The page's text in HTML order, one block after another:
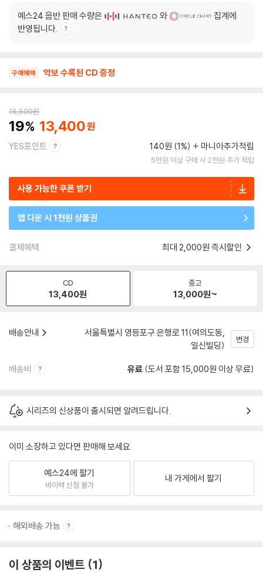
예스24 음반 판매 수량은 와
집계에
반영됩니다.
구매혜택 악보 수록된 CD 증정
16,500원
19 13,400
YES포인트 140원 (1%) 마니아추가적립
5만원 이상 구매 시 2천원 추가 적립
사용 가능한 쿠폰 받기
앱 다운 시 1천원 상품권
결제혜택 최대 2,000원 즉시할인
CD
13,400원
중고
13,000원~
배송안내
서울특별시 영등포구 은행로 11(여의도동,
일신빌딩)
변경
배송비 유료 (도서 포함 15,000원 이상 무료)
시리즈의 신상품이 출시되면 알려드립니다.
이미 소장하고 있다면 판매해 보세요.
예스24에 팔기
바이백 신청 불가
내 가게에서 팔기
해외배송 가능
이 상품의 이벤트 1